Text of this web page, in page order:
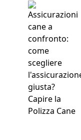
Capire la
Polizza Cane